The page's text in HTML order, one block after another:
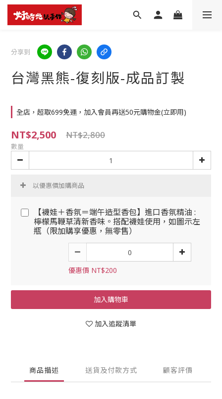
分享到
台灣黑熊-復刻版-成品訂製
全店，超取699免運，加入會員再送50元購物金(立即用)
NT$2,500 NT$2,800
數量
以優惠價加購商品
【襪娃＋香氛＝端午造型香包】進口香氛精油 :
檸檬馬鞭草清新香味。搭配襪娃使用，如圖示左
瓶（限加購享優惠，無零售）
優惠價 NT$200
加入購物車
加入追蹤清單
商品描述 送貨及付款方式 顧客評價